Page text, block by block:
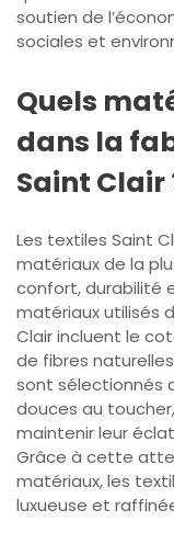
soutien de
sociales et
Quels
dans la
Saint Clair
Les textiles Saint
matériaux de la
confort, durabilité
matériaux utilisés
Clair incluent le
de fibres
sont sélectionnés
douces au
maintenir leur
Grâce à cette
matériaux, les
luxueuse et